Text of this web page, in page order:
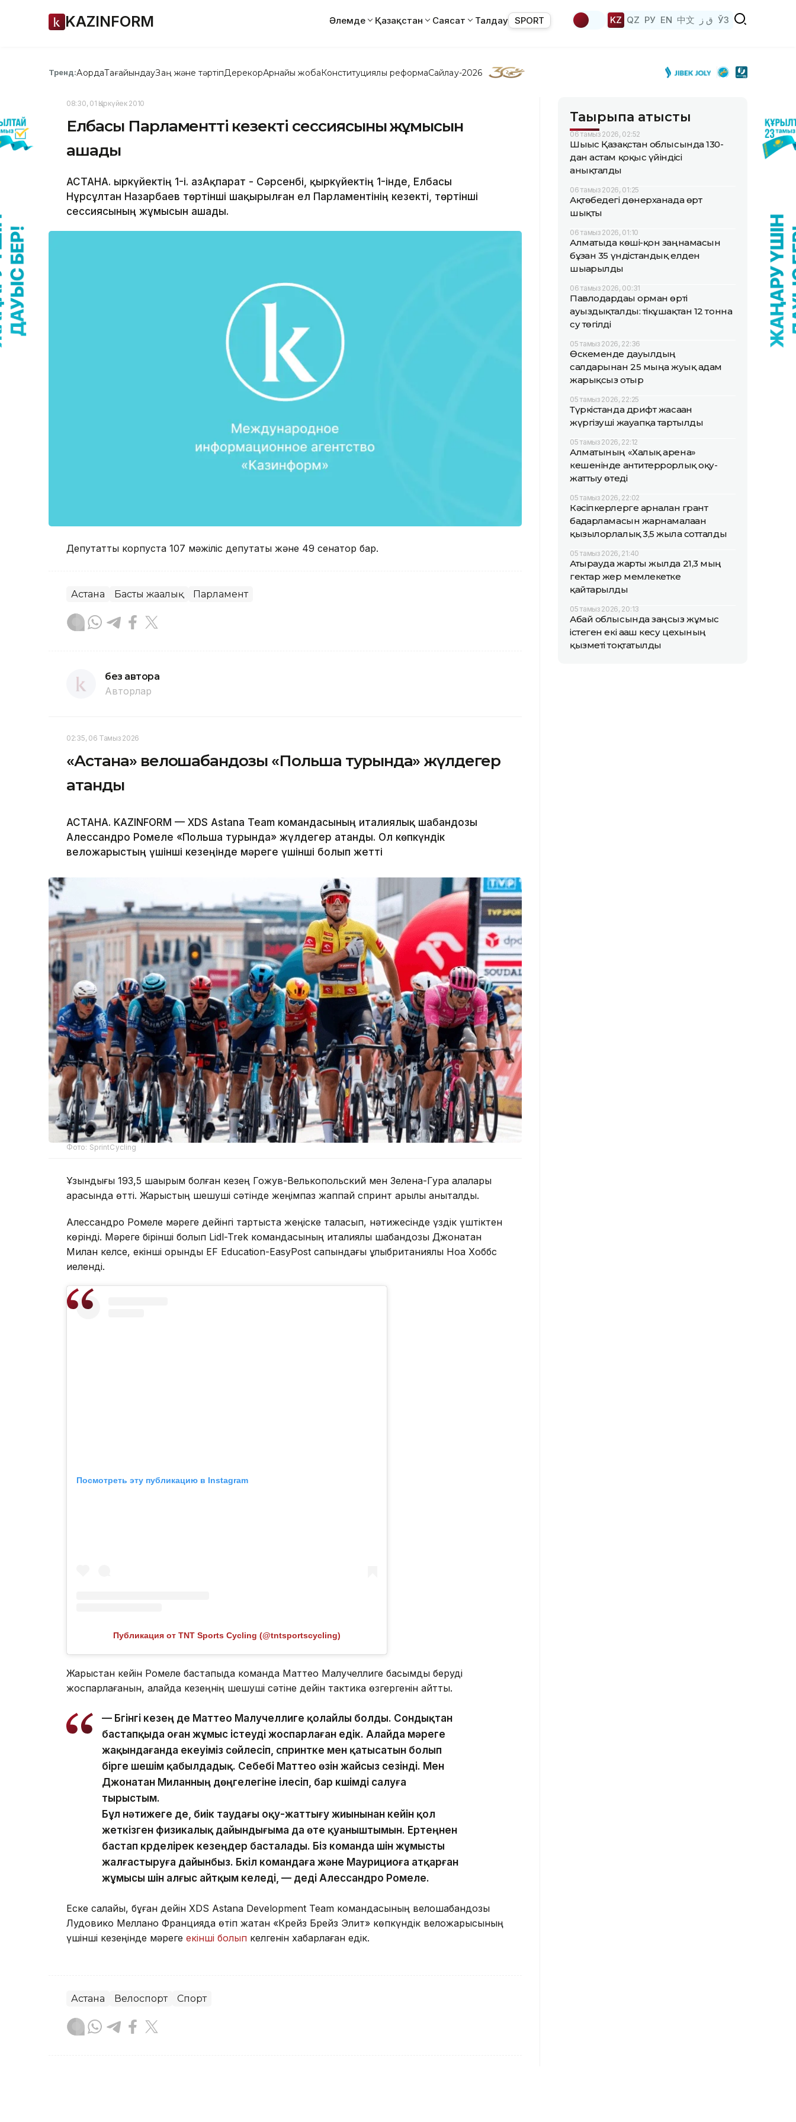
KAZINFORM Әлемде Қазақстан Саясат Талдау SPORT KZ QZ РУ EN 中文 ق ز ЎЗ
Тренд:АқордаТағайындауЗаң және тәртіпДерекқорАрнайы жобаКонституциялық реформаСайлау-2026
08:30, 01 Қыркүйек 2010
Елбасы Парламенттің кезекті сессиясының жұмысын
ашады
АСТАНА. Қыркүйектің 1-і. ҚазАқпарат - Сәрсенбі, қыркүйектің 1-інде, Елбасы
Нұрсұлтан Назарбаев төртінші шақырылған ел Парламентінің кезекті, төртінші
сессиясының жұмысын ашады.
Депутаттық корпуста 107 мәжіліс депутаты және 49 сенатор бар.
Астана Басты жаңалық Парламент
без автора
Авторлар
02:35, 06 Тамыз 2026
«Астана» велошабандозы «Польша турында» жүлдегер
атанды
АСТАНА. KAZINFORM — XDS Astana Team командасының италиялық шабандозы
Алессандро Ромеле «Польша турында» жүлдегер атанды. Ол көпкүндік
веложарыстың үшінші кезеңінде мәреге үшінші болып жетті
Фото: SprintCycling
Ұзындығы 193,5 шақырым болған кезең Гожув-Велькопольский мен Зелена-Гура қалалары
арасында өтті. Жарыстың шешуші сәтінде жеңімпаз жаппай спринт арқылы анықталды.
Алессандро Ромеле мәреге дейінгі тартыста жеңіске таласып, нәтижесінде үздік үштіктен
көрінді. Мәреге бірінші болып Lidl-Trek командасының италиялық шабандозы Джонатан
Милан келсе, екінші орынды EF Education-EasyPost сапындағы ұлыбританиялық Ноа Хоббс
иеленді.
Посмотреть эту публикацию в Instagram
Публикация от TNT Sports Cycling (@tntsportscycling)
Жарыстан кейін Ромеле бастапқыда команда Маттео Малучеллиге басымдық беруді
жоспарлағанын, алайда кезеңнің шешуші сәтіне дейін тактика өзгергенін айтты.
— Бүгінгі кезең де Маттео Малучеллиге қолайлы болды. Сондықтан
бастапқыда оған жұмыс істеуді жоспарлаған едік. Алайда мәреге
жақындағанда екеуіміз сөйлесіп, спринтке мен қатысатын болып
бірге шешім қабылдадық. Себебі Маттео өзін жайсыз сезінді. Мен
Джонатан Миланның дөңгелегіне ілесіп, бар күшімді салуға
тырыстым.
Бұл нәтижеге де, биік таудағы оқу-жаттығу жиынынан кейін қол
жеткізген физикалық дайындығыма да өте қуаныштымын. Ертеңнен
бастап күрделірек кезеңдер басталады. Біз команда үшін жұмысты
жалғастыруға дайынбыз. Бүкіл командаға және Маурициоға атқарған
жұмысы үшін алғыс айтқым келеді, — деді Алессандро Ромеле.
Еске салайық, бұған дейін XDS Astana Development Team командасының велошабандозы
Лудовико Меллано Францияда өтіп жатқан «Крейз Брейз Элит» көпкүндік веложарысының
үшінші кезеңінде мәреге екінші болып келгенін хабарлаған едік.
Астана Велоспорт Спорт
Тақырыпқа қатысты
06 тамыз 2026, 02:52
Шығыс Қазақстан облысында 130-
дан астам қоқыс үйіндісі
анықталды
06 тамыз 2026, 01:25
Ақтөбедегі дөнерханада өрт
шықты
06 тамыз 2026, 01:10
Алматыда көші-қон заңнамасын
бұзған 35 үндістандық елден
шығарылды
06 тамыз 2026, 00:31
Павлодардағы орман өрті
ауыздықталды: тікұшақтан 12 тонна
су төгілді
05 тамыз 2026, 22:36
Өскеменде дауылдың
салдарынан 25 мыңға жуық адам
жарықсыз отыр
05 тамыз 2026, 22:25
Түркістанда дрифт жасаған
жүргізуші жауапқа тартылды
05 тамыз 2026, 22:12
Алматының «Халық арена»
кешенінде антитеррорлық оқу-
жаттығу өтеді
05 тамыз 2026, 22:02
Кәсіпкерлерге арналған грант
бағдарламасын жарнамалаған
қызылорлалық 3,5 жылға сотталды
05 тамыз 2026, 21:40
Атырауда жарты жылда 21,3 мың
гектар жер мемлекетке
қайтарылды
05 тамыз 2026, 20:13
Абай облысында заңсыз жұмыс
істеген екі ағаш кесу цехының
қызметі тоқтатылды